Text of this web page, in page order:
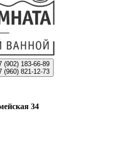
(902) 183-66-89
(960) 821-12-73
34